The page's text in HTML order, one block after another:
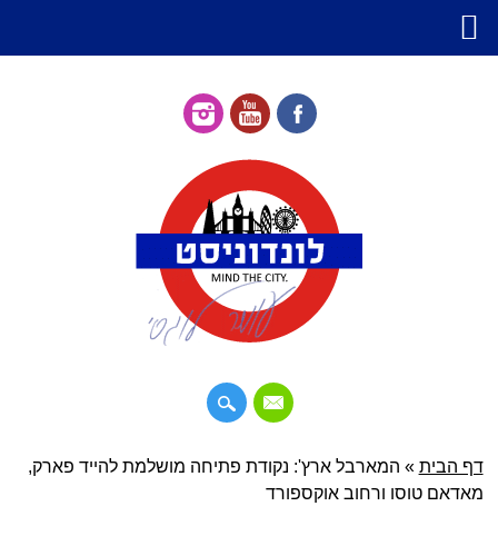
תפריט ראשי
דילוג
לתוכן
דף הבית » המארבל ארץ': נקודת פתיחה מושלמת להייד פארק,
מאדאם טוסו ורחוב אוקספורד